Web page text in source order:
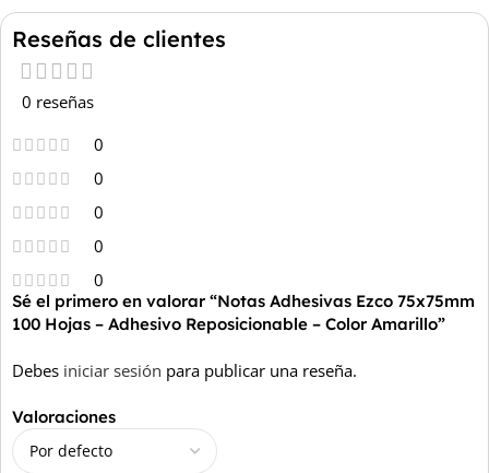
Reseñas de clientes
0 reseñas
0
0
0
0
0
Valoraciones
Sé el primero en valorar “Notas Adhesivas Ezco 75x75mm
100 Hojas – Adhesivo Reposicionable – Color Amarillo”
Debes iniciar sesión para publicar una reseña.